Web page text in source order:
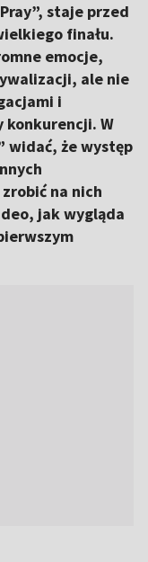
staje przed
finału.
emocje,
ale nie
i
konkurencji. W
widać, że występ
na nich
jak wygląda